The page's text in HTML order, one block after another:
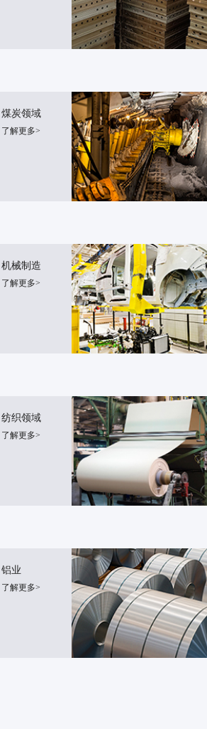
煤炭领域
了解更多>
机械制造
了解更多>
纺织领域
了解更多>
铝业
了解更多>